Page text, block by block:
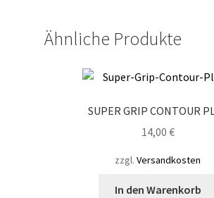
Ähnliche Produkte
SUPER GRIP CONTOUR
14,00 €
zzgl. Versandkosten
In den Warenkorb